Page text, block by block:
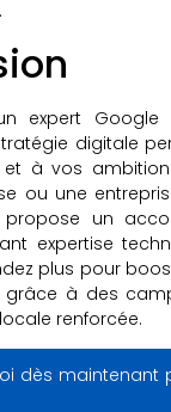
.
expert Google
digitale
à vos
ou une
propose un
expertise
plus pour
grâce à des
renforcée.
dès maintenant